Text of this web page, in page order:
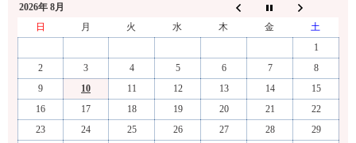
2026年 8月
日
月 火 水 木 金
土
1
2
3 4 5 6 7
8
9
10 11 12 13 14
15
16
17 18 19 20 21
22
23
24 25 26 27 28
29